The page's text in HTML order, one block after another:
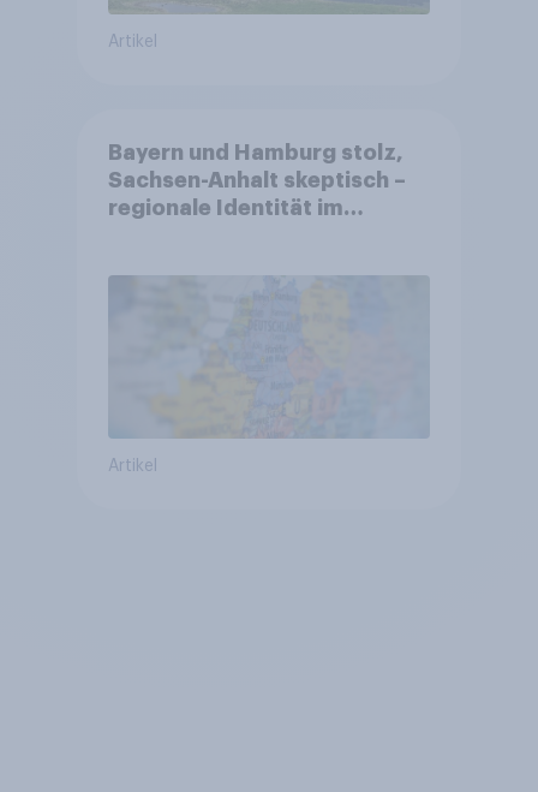
Artikel
Bayern und Hamburg stolz,
Sachsen-Anhalt skeptisch –
regionale Identität im
Artikel